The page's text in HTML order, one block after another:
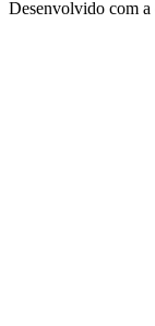
Desenvolvido com a